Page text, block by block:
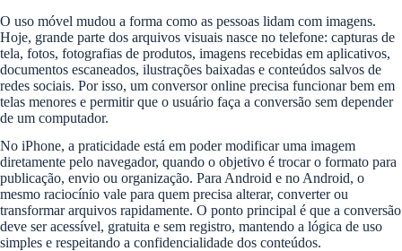
O uso móvel mudou a forma como as pessoas lidam com imagens.
Hoje, grande parte dos arquivos visuais nasce no telefone: capturas de
tela, fotos, fotografias de produtos, imagens recebidas em aplicativos,
documentos escaneados, ilustrações baixadas e conteúdos salvos de
redes sociais. Por isso, um conversor online precisa funcionar bem em
telas menores e permitir que o usuário faça a conversão sem depender
de um computador.
No iPhone, a praticidade está em poder modificar uma imagem
diretamente pelo navegador, quando o objetivo é trocar o formato para
publicação, envio ou organização. Para Android e no Android, o
mesmo raciocínio vale para quem precisa alterar, converter ou
transformar arquivos rapidamente. O ponto principal é que a conversão
deve ser acessível, gratuita e sem registro, mantendo a lógica de uso
simples e respeitando a confidencialidade dos conteúdos.